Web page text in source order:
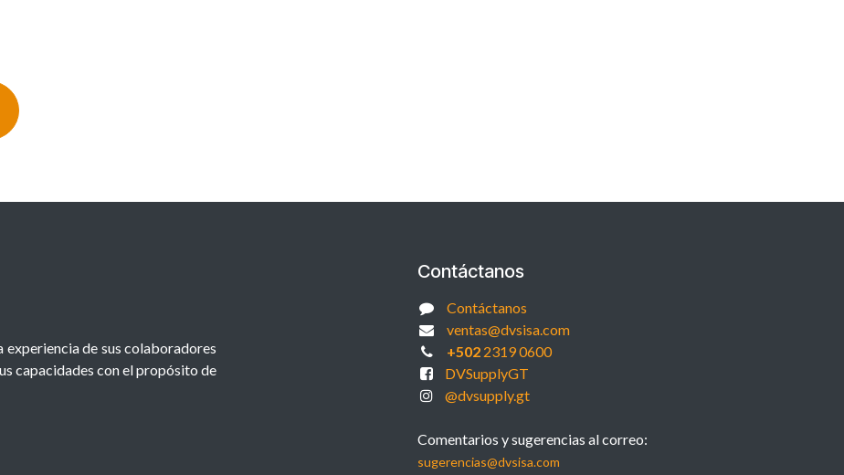
experiencia de sus colaboradores
capacidades con el propósito de
Contáctanos
Contáctanos
ventas@dvsisa.com
+5022319 0600
DVSupplyGT
@dvsupply.gt
Comentarios y sugerencias al correo:
sugerencias@dvsisa.com